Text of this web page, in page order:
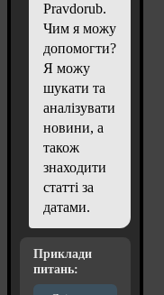
Pravdorub.
Чим я можу
допомогти?
Я можу
шукати та
аналізувати
новини, а
також
знаходити
статті за
датами.
Приклади
питань: